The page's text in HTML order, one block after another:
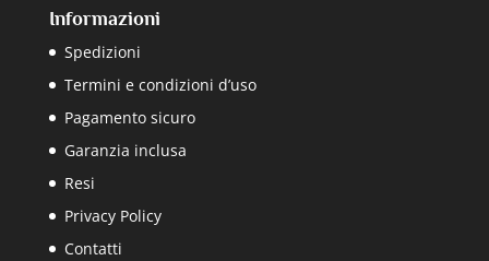
Informazioni
Spedizioni
Termini e condizioni d’uso
Pagamento sicuro
Garanzia inclusa
Resi
Privacy Policy
Contatti